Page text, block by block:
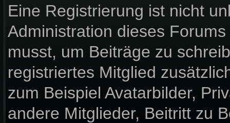
Eine Registrierung ist nicht
Administration dieses
musst, um Beiträge zu
registriertes Mitglied
zum Beispiel Avatarbilder,
andere Mitglieder, Beitritt zu